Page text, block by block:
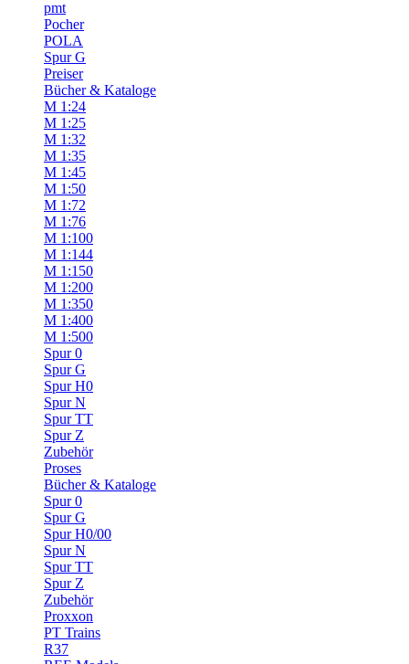
pmt
Pocher
POLA
Spur G
Preiser
Bücher & Kataloge
M 1:24
M 1:25
M 1:32
M 1:35
M 1:45
M 1:50
M 1:72
M 1:76
M 1:100
M 1:144
M 1:150
M 1:200
M 1:350
M 1:400
M 1:500
Spur 0
Spur G
Spur H0
Spur N
Spur TT
Spur Z
Zubehör
Proses
Bücher & Kataloge
Spur 0
Spur G
Spur H0/00
Spur N
Spur TT
Spur Z
Zubehör
Proxxon
PT Trains
R37